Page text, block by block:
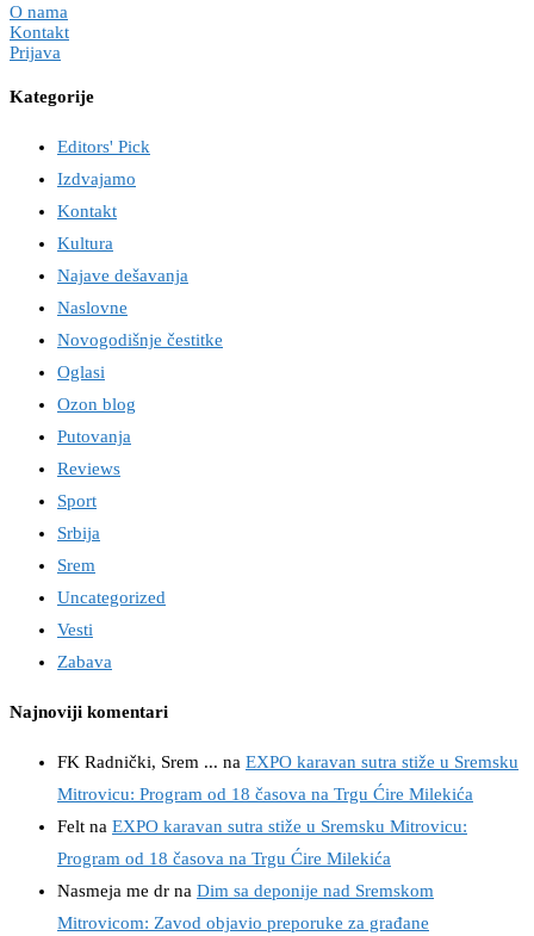
O nama
Kontakt
Prijava
Kategorije
Editors' Pick
Izdvajamo
Kontakt
Kultura
Najave dešavanja
Naslovne
Novogodišnje čestitke
Oglasi
Ozon blog
Putovanja
Reviews
Sport
Srbija
Srem
Uncategorized
Vesti
Zabava
Najnoviji komentari
FK Radnički, Srem ... na EXPO karavan sutra stiže u Sremsku
Mitrovicu: Program od 18 časova na Trgu Ćire Milekića
Felt na EXPO karavan sutra stiže u Sremsku Mitrovicu:
Program od 18 časova na Trgu Ćire Milekića
Nasmeja me dr na Dim sa deponije nad Sremskom
Mitrovicom: Zavod objavio preporuke za građane